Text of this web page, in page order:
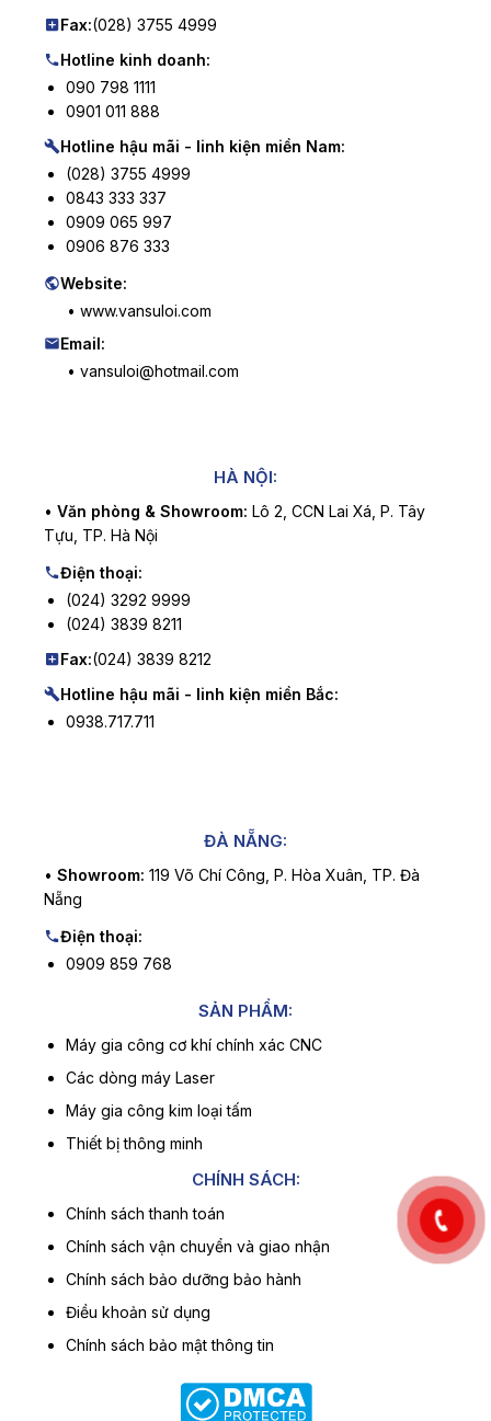
Fax:(028) 3755 4999
Hotline kinh doanh:
090 798 1111
0901 011 888
Hotline hậu mãi - linh kiện miền Nam:
(028) 3755 4999
0843 333 337
0909 065 997
0906 876 333
Website:
• www.vansuloi.com
Email:
• vansuloi@hotmail.com
HÀ NỘI:
• Văn phòng & Showroom: Lô 2, CCN Lai Xá, P. Tây
Tựu, TP. Hà Nội
Điện thoại:
(024) 3292 9999
(024) 3839 8211
Fax:(024) 3839 8212
Hotline hậu mãi - linh kiện miền Bắc:
0938.717.711
ĐÀ NẴNG:
• Showroom: 119 Võ Chí Công, P. Hòa Xuân, TP. Đà
Nẵng
Điện thoại:
0909 859 768
SẢN PHẨM:
Máy gia công cơ khí chính xác CNC
Các dòng máy Laser
Máy gia công kim loại tấm
Thiết bị thông minh
CHÍNH SÁCH:
Chính sách thanh toán
Chính sách vận chuyển và giao nhận
Chính sách bảo dưỡng bảo hành
Điều khoản sử dụng
Chính sách bảo mật thông tin